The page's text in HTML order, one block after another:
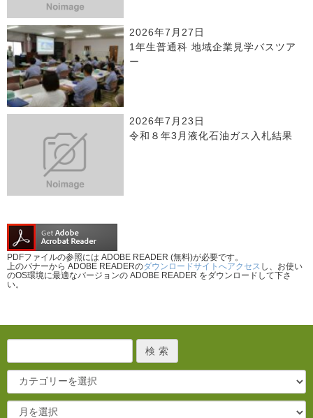
2026年7月27日
1年生普通科 地域企業見学バスツア
ー
2026年7月23日
令和８年3月液化石油ガス入札結果
PDFファイルの参照には ADOBE READER (無料)が必要です。
上のバナーから ADOBE READERのダウンロードサイトへアクセス し、お使い
のOS環境に最適なバージョンの ADOBE READER をダウンロードして下さ
い。